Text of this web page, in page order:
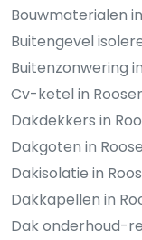
Bouwmaterialen
Buitengevel
Buitenzonwering
Cv-ketel in
Dakdekkers in
Dakgoten in
Dakisolatie in
Dakkapellen in
Dak onderhoud-